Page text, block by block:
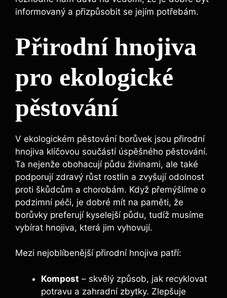
informovaný a přizpůsobit se jejím⁣ potřebám.
Přirodní hnojiva
pro ekologické
pěstování
V ekologickém pěstování ​borůvek jsou‍ přirodní
hnojiva⁢ klíčovou součástí úspěšného pěstování.
Ta nejenže obohacují půdu živinami,​ ale také
podporují zdravý růst rostlin a zvyšují odolnost
proti škůdcům⁤ a ⁤chorobám. Když přemýšlíme o
podzimní péči, je ‌dobré ‌mít na paměti, že
borůvky preferují kyselejší půdu, tudíž musíme
vybírat hnojiva, která ⁢jim vyhovují.
Mezi nejoblíbenější‍ přirodní hnojiva patří:
Kompost ⁢– skvělý způsob, jak​ recyklovat​
potravu a zahradní zbytky. Zlepšuje​